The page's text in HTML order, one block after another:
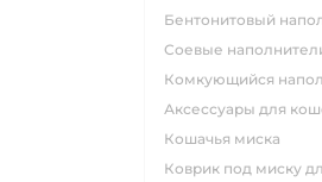
бентонитовый
соевые
комкующийся
аксессуары для
кошачья миска
коврик под миску